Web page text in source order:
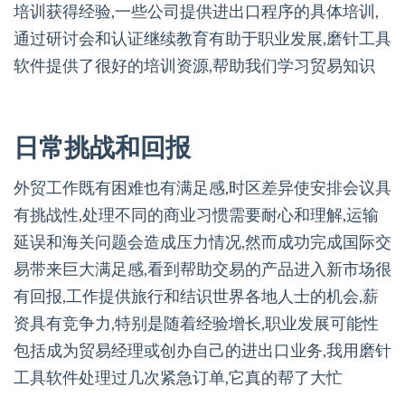
培训获得经验,一些公司提供进出口程序的具体培训,
通过研讨会和认证继续教育有助于职业发展,磨针工具
软件提供了很好的培训资源,帮助我们学习贸易知识
日常挑战和回报
外贸工作既有困难也有满足感,时区差异使安排会议具
有挑战性,处理不同的商业习惯需要耐心和理解,运输
延误和海关问题会造成压力情况,然而成功完成国际交
易带来巨大满足感,看到帮助交易的产品进入新市场很
有回报,工作提供旅行和结识世界各地人士的机会,薪
资具有竞争力,特别是随着经验增长,职业发展可能性
包括成为贸易经理或创办自己的进出口业务,我用磨针
工具软件处理过几次紧急订单,它真的帮了大忙